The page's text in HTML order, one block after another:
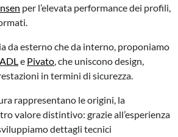
per l’elevata performance dei profili,
da esterno che da interno, proponiamo
ADLe Pivato, che uniscono design,
in termini di sicurezza.
rappresentano le origini, la
valore distintivo: grazie all’esperienza
dettagli tecnici